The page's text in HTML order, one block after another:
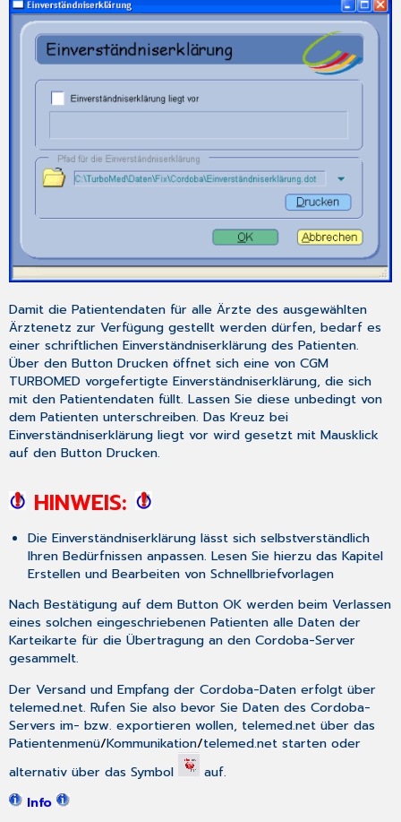
Damit die Patientendaten für alle Ärzte des ausgewählten
Ärztenetz zur Verfügung gestellt werden dürfen, bedarf es
einer schriftlichen Einverständniserklärung des Patienten.
Über den ButtonDrucken öffnet sich eine von CGM
TURBOMED vorgefertigte Einverständniserklärung, die sich
mit den Patientendaten füllt. Lassen Sie diese unbedingt von
dem Patienten unterschreiben. Das Kreuz bei
Einverständniserklärung liegt vor wird gesetzt mit Mausklick
auf den ButtonDrucken.
HINWEIS:
Die Einverständniserklärung lässt sich selbstverständlich
Ihren Bedürfnissen anpassen. Lesen Sie hierzu das Kapitel
Erstellen und Bearbeiten von Schnellbriefvorlagen
Nach Bestätigung auf dem ButtonOK werden beim Verlassen
eines solchen eingeschriebenen Patienten alle Daten der
Karteikarte für die Übertragung an den Cordoba-Server
gesammelt.
Der Versand und Empfang der Cordoba-Daten erfolgt über
telemed.net. Rufen Sie also bevor Sie Daten des Cordoba-
Servers im- bzw. exportieren wollen, telemed.net über das
Patientenmenü/Kommunikation/telemed.net starten oder
alternativ über das Symbol
auf.
Info